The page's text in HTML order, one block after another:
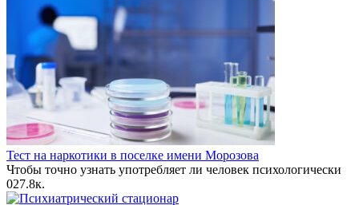
Тест на наркотики в поселке имени Морозова
Чтобы точно узнать употребляет ли человек психологически
027.8к.